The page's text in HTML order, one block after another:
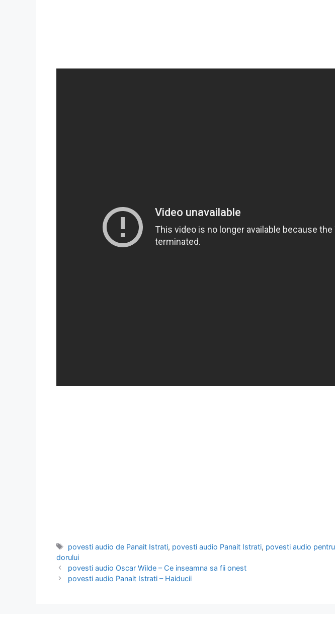
Etichete
povesti audio de Panait Istrati, povesti audio Panait Istrati, povesti audio
dorului
povesti audio Oscar Wilde – Ce inseamna sa fii onest
povesti audio Panait Istrati – Haiducii